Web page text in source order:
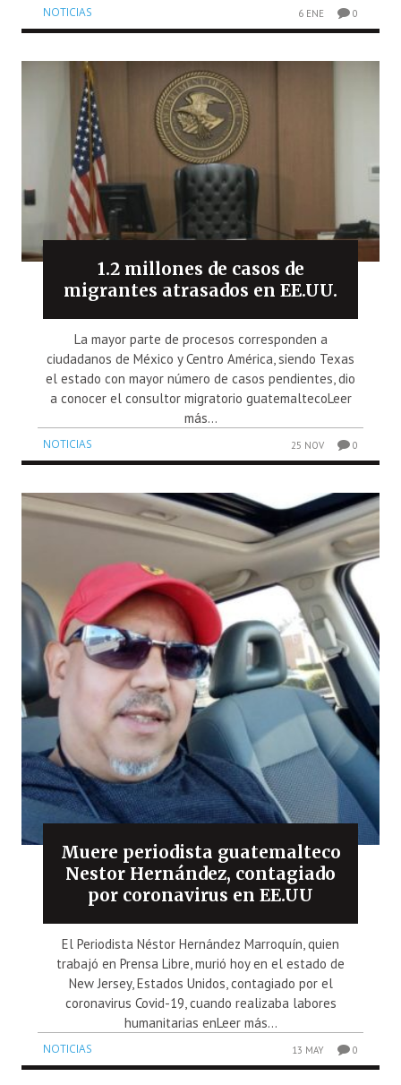
NOTICIAS 6 ENE 0
1.2 millones de casos de
migrantes atrasados en EE.UU.
La mayor parte de procesos corresponden a
ciudadanos de México y Centro América, siendo Texas
el estado con mayor número de casos pendientes, dio
a conocer el consultor migratorio guatemaltecoLeer
más...
NOTICIAS 25 NOV 0
Muere periodista guatemalteco
Nestor Hernández, contagiado
por coronavirus en EE.UU
El Periodista Néstor Hernández Marroquín, quien
trabajó en Prensa Libre, murió hoy en el estado de
New Jersey, Estados Unidos, contagiado por el
coronavirus Covid-19, cuando realizaba labores
humanitarias enLeer más...
NOTICIAS 13 MAY 0